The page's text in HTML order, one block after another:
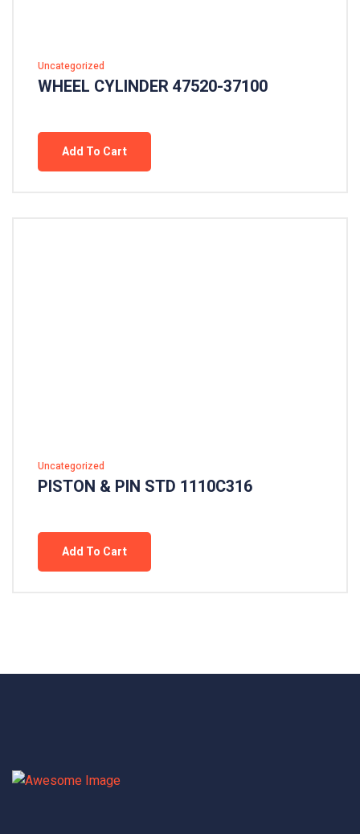
Uncategorized
WHEEL CYLINDER 47520-37100
Add To Cart
Uncategorized
PISTON & PIN STD 1110C316
Add To Cart